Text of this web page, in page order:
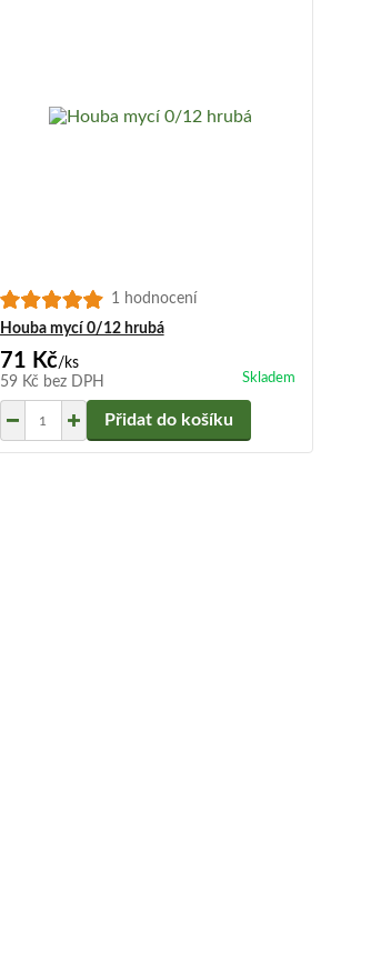
1 hodnocení
Houba mycí 0/12 hrubá
71 Kč/ ks
59 Kč bez DPH Skladem
Přidat do košíku